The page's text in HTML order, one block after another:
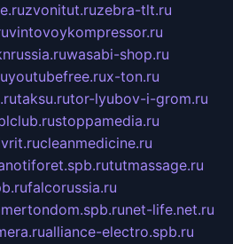
zvonitut.ruzebra-tlt.ru
vintovoykompressor.ru
wasabi-shop.ru
youtubefree.rux-ton.ru
taksu.rutor-lyubov-i-grom.ru
stoppamedia.ru
cleanmedicine.ru
tutmassage.ru
falcorussia.ru
net-life.net.ru
alliance-electro.spb.ru